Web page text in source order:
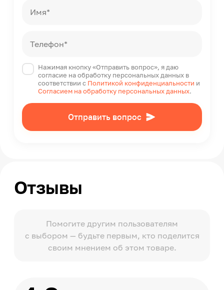
Имя*
Телефон*
Нажимая кнопку «Отправить вопрос», я даю
согласие на обработку персональных данных в
соответствии с Политикой конфиденциальности и
Согласием на обработку персональных данных.
Отправить вопрос
Отзывы
Помогите другим пользователям
с выбором — будьте первым, кто поделится
своим мнением об этом товаре.